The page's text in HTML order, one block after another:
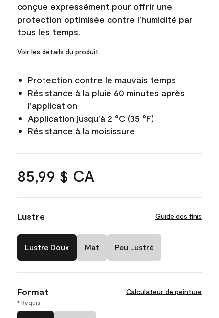
conçue expressément pour offrir une
protection optimisée contre l’humidité par
tous les temps.
Voir les détails du produit
Protection contre le mauvais temps
Résistance à la pluie 60 minutes après
l'application
Application jusqu’à 2 °C (35 °F)
Résistance à la moisissure
85,99 $ CA
Lustre Guide des finis
Lustre Doux Mat Peu Lustré
Format Calculateur de peinture
* Requis